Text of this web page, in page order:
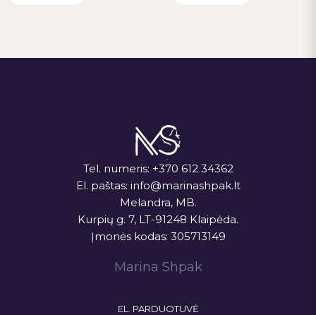
Tel. numeris: +370 612 34362
El. paštas: info@marinashpak.lt
Melandra, MB.
Kurpių g. 7, LT-91248 Klaipėda.
Įmonės kodas: 305713149
Marina Shpak
EL. PARDUOTUVĖ